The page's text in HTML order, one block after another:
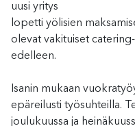
uusi yritys
lopetti yölisien
olevat vakituiset
edelleen.
Isanin mukaan vuokratyö
epäreilusti työsuhteilla.
joulukuussa ja